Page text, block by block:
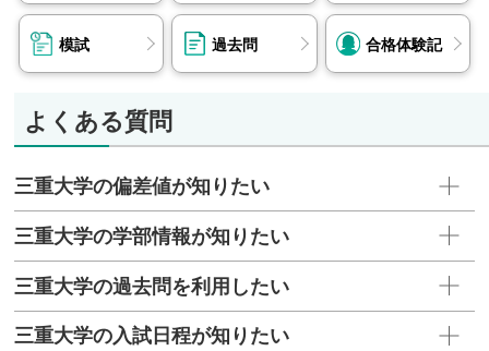
模試 過去問 合格体験記
よくある質問
三重大学の偏差値が知りたい
三重大学の学部情報が知りたい
三重大学の過去問を利用したい
三重大学の入試日程が知りたい